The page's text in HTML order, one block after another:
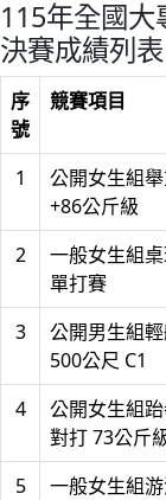
115年全國
決賽成績列表
序
號
競賽項目
1
公開女生組
+86公斤級
2
一般女生組
單打賽
3
公開男生組
500公尺 C1
4
公開女生組
對打 73公斤
5
一般女生組